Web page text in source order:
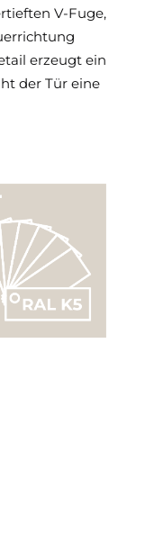
V-Fuge,
erzeugt ein
der Tür eine
klare
Türen ideal für